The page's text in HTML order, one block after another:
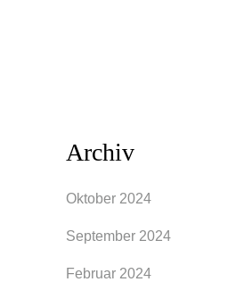
Archiv
Oktober 2024
September 2024
Februar 2024